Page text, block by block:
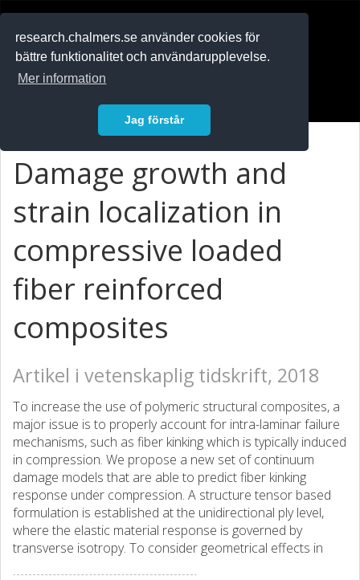
research.chalmers.se använder cookies för
bättre funktionalitet och användarupplevelse.
Mer information
Jag förstår
Damage growth and
strain localization in
compressive loaded
fiber reinforced
composites
Artikel i vetenskaplig tidskrift, 2018
To increase the use of polymeric structural composites, a
major issue is to properly account for intra-laminar failure
mechanisms, such as fiber kinking which is typically induced
in compression. We propose a new set of continuum
damage models that are able to predict fiber kinking
response under compression. A structure tensor based
formulation is established at the unidirectional ply level,
where the elastic material response is governed by
transverse isotropy. To consider geometrical effects in